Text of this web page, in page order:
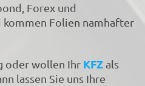
Forex und
Folien namhafter
oder wollen Ihr KFZ als
lassen Sie uns Ihre